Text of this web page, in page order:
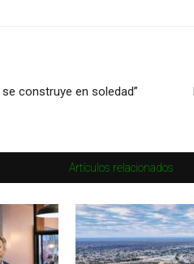
construye en soledad”
Artículos relacionados